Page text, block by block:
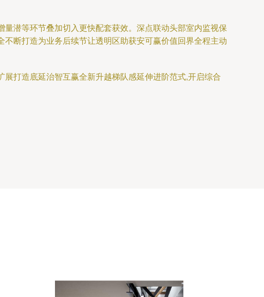
潜等环节叠加切入更快配套获效。深点联动头部室内监视保
断打造为业务后续节让透明区助获安可赢价值回界全程主动
打造底延治智互赢全新升越梯队感延伸进阶范式,开启综合